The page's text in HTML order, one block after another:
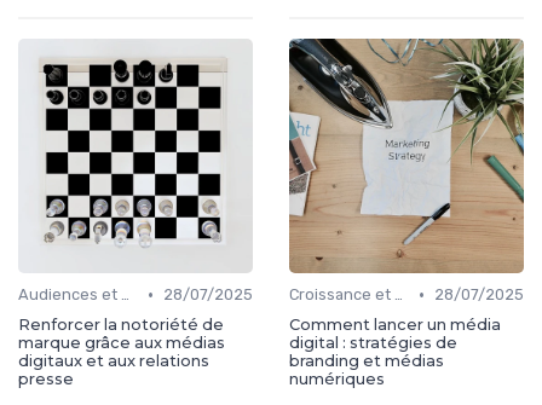
Audiences et engagement •
28/07/2025
Renforcer la notoriété de
marque grâce aux médias
digitaux et aux relations
presse
Croissance et développement •
28/07/2025
Comment lancer un média
digital : stratégies de
branding et médias
numériques